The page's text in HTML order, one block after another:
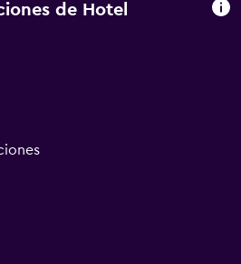
de Hotel